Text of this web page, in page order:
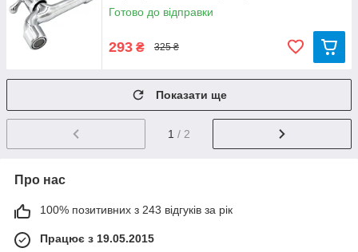
Готово до відправки
293 ₴ 325 ₴
Показати ще
1 / 2
Про нас
100% позитивних з 243 відгуків за рік
Працює з 19.05.2015